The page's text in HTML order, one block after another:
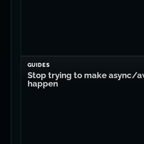
GUIDES
Stop trying to make async/
happen